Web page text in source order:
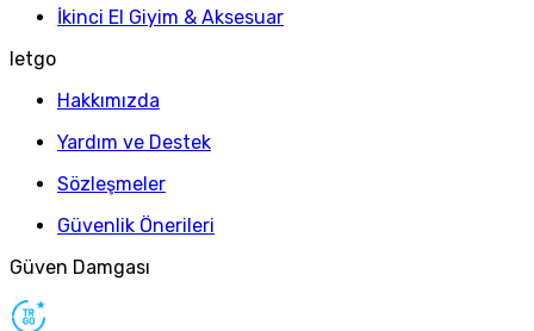
İkinci El Giyim & Aksesuar
letgo
Hakkımızda
Yardım ve Destek
Sözleşmeler
Güvenlik Önerileri
Güven Damgası